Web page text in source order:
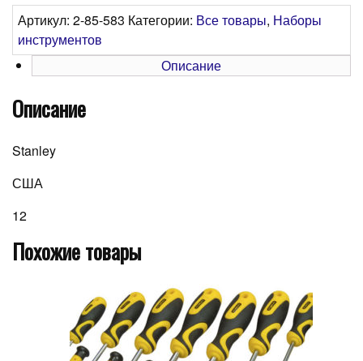
Артикул: 2-85-583 Категории: Все товары, Наборы
инструментов
Описание
Описание
Stanley
США
12
Похожие товары